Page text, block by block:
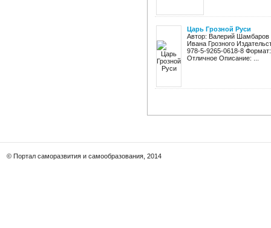
Царь Грозной Руси
Автор: Валерий Шамбаров
Ивана Грозного
978-5-9265-0618-8
Отличное Описание: ...
© Портал саморазвития и самообразования, 2014